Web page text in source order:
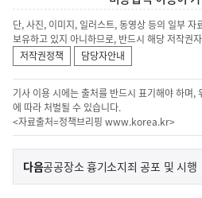
단, 사진, 이미지, 일러스트, 동영상 등의 일부
보유하고 있지 아니하므로, 반드시 해당 저작권
저작권정책
담당자안내
기사 이용 시에는 출처를 반드시 표기해야 하며,
에 따라 처벌될 수 있습니다.
<자료출처=정책브리핑 www.korea.kr>
이
전
다음기
공공장소 흉기소지죄 공포 및 시행